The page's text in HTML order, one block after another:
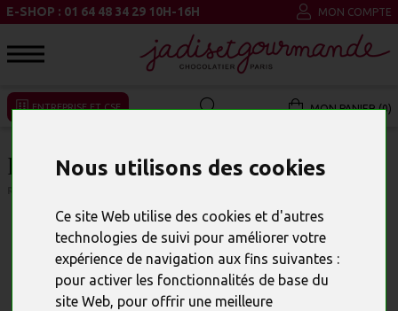
Nous utilisons des cookies
Ce site Web utilise des cookies et d'autres
technologies de suivi pour améliorer votre
expérience de navigation aux fins suivantes :
pour activer les fonctionnalités de base du
site Web, pour offrir une meilleure
E-SHOP : 01 64 48 34 29 10H-16H MON COMPTE
ENTREPRISE ET CSE MON PANIER (0)
ROCHER NOIR